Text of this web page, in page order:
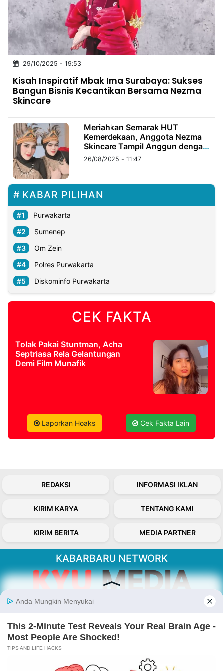
INDONESIA
Partner
NTB
Time
IDN
Jogja
Rakyat
News
Notice
Baru
Kabarbaru
Kabarbaru.co
2026
PT.
Kabarbaru
29/10/2025 - 19:53
Kisah Inspiratif Mbak Ima Surabaya: Sukses
Bangun Bisnis Kecantikan Bersama Nezma
Skincare
Meriahkan Semarak HUT
Kemerdekaan, Anggota Nezma
Skincare Tampil Anggun dengan
Busana Adat
26/08/2025 - 11:47
KABAR PILIHAN
Purwakarta
Sumenep
Om Zein
Polres Purwakarta
Diskominfo Purwakarta
CEK FAKTA
Tolak Pakai Stuntman, Acha
Septriasa Rela Gelantungan
Demi Film Munafik
Laporkan Hoaks Cek Fakta Lain
REDAKSI INFORMASI IKLAN
KIRIM KARYA TENTANG KAMI
KIRIM BERITA MEDIA PARTNER
KABARBARU NETWORK
Kabarbaru.co menyajikan berita aktual dan
serta terverifikasi dari sumber yang tepat.